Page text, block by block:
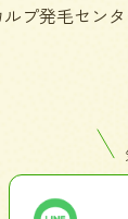
プ発毛セン